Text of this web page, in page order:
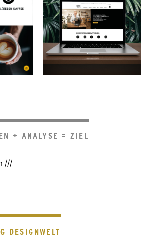
+ ANALYSE = ZIEL
///
DESIGNWELT